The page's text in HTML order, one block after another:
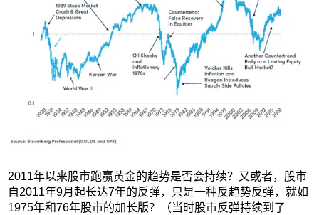
2011年以来股市跑赢黄金的趋势是否会持续？又或者，股市
自2011年9月起长达7年的反弹，只是一种反趋势反弹，就如
1975年和76年股市的加长版？（当时股市反弹持续到了